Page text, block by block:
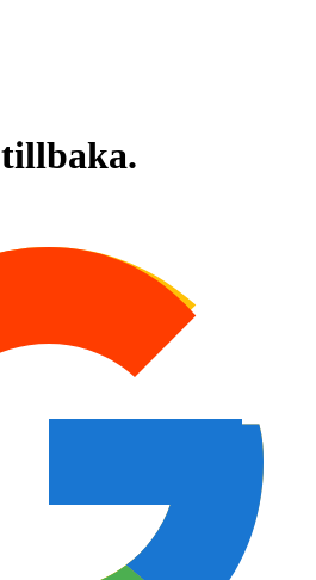
tillbaka.